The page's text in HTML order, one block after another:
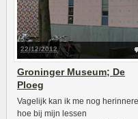
22/12/2012
Groninger Museum; De
Ploeg
Vagelijk kan ik me nog
hoe bij mijn lessen